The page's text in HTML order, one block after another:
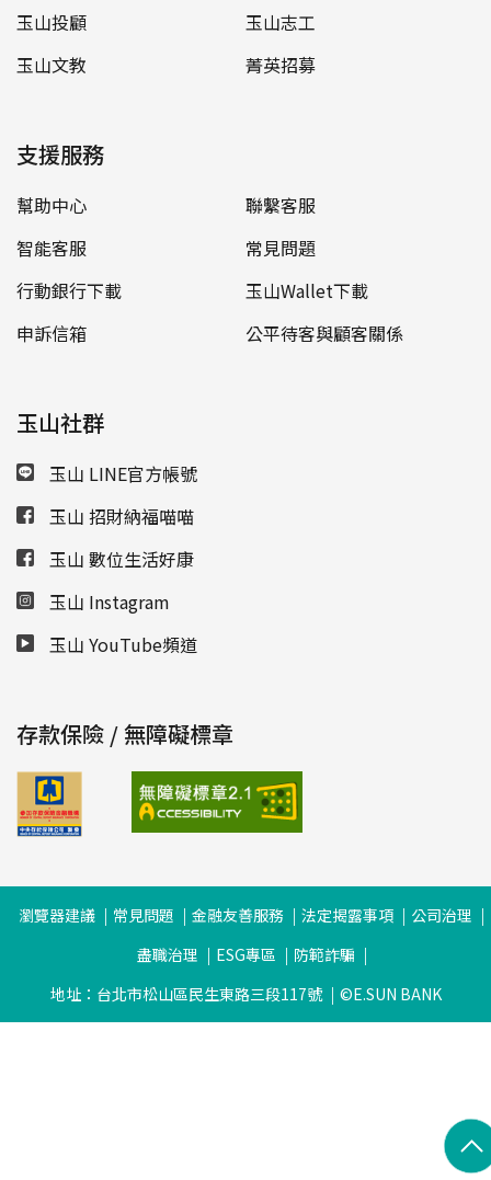
玉山投顧
玉山志工
玉山文教
菁英招募
支援服務
幫助中心
聯繫客服
智能客服
常見問題
行動銀行下載
玉山Wallet下載
申訴信箱
公平待客與顧客關係
玉山社群
玉山 LINE官方帳號
玉山 招財納福喵喵
玉山 數位生活好康
玉山 Instagram
玉山 YouTube頻道
存款保險 / 無障礙標章
瀏覽器建議 常見問題 金融友善服務 法定揭露事項
公司治理
盡職治理
ESG專區
防範詐騙
地址：台北市松山區民生東路三段117號
©E.SUN BANK